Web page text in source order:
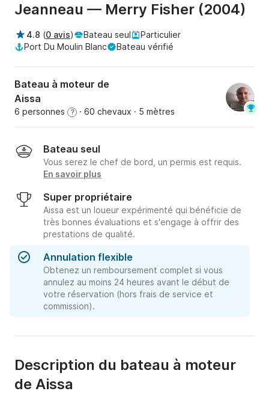
Jeanneau — Merry Fisher (2004)
4.8 (0 avis) Bateau seul
Particulier
Port Du Moulin Blanc
Bateau vérifié
Bateau à moteur de
Aissa
6 personnes ? · 60 chevaux · 5 mètres
Bateau seul
Vous serez le chef de bord, un permis est requis.
En savoir plus
Super propriétaire
Aissa est un loueur expérimenté qui bénéficie de
très bonnes évaluations et s'engage à offrir des
prestations de qualité.
Annulation flexible
Obtenez un remboursement complet si vous
annulez au moins 24 heures avant le début de
votre réservation (hors frais de service et
commission).
Description du bateau à moteur
de Aissa